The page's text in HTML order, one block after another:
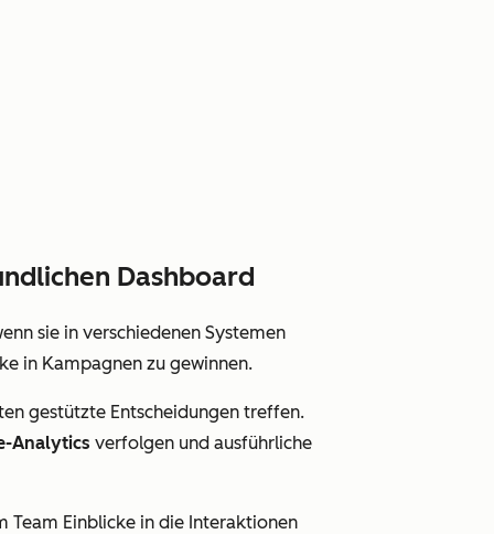
Dashboard
sie in verschiedenen Systemen
in Kampagnen zu gewinnen.
gestützte Entscheidungen treffen.
Analytics verfolgen und ausführliche
Team Einblicke in die Interaktionen